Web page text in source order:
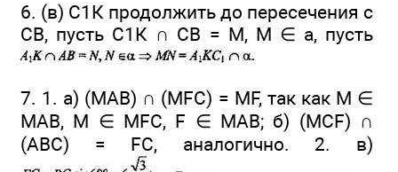
6. (в) С1К продолжить до пересечения с
СВ, пусть С1К ∩ СВ = М, М ∈ а, пусть
7. 1. а) (МАВ) ∩ (MFC) = MF, так как М ∈
МАВ, М ∈ MFC, F ∈ МАВ; б) (MCF) ∩
(ABC) = FC, аналогично. 2. в)